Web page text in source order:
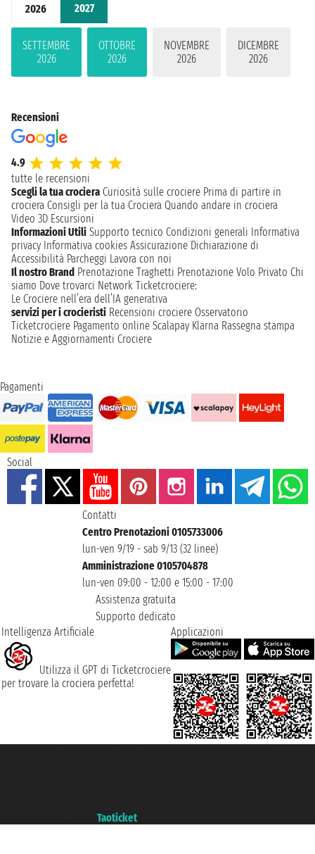
2026 2027
SETTEMBRE
2026
OTTOBRE
2026
NOVEMBRE
2026
DICEMBRE
2026
Recensioni
4.9
tutte le recensioni
Scegli la tua crociera Curiosità sulle crociere Prima di partire in
crociera Consigli per la tua Crociera Quando andare in crociera
Video 3D Escursioni
Informazioni Utili Supporto tecnico Condizioni generali Informativa
privacy Informativa cookies Assicurazione Dichiarazione di
Accessibilità Parcheggi Lavora con noi
Il nostro Brand Prenotazione Traghetti Prenotazione Volo Privato Chi
siamo Dove trovarci Network Ticketcrociere:
Le Crociere nell’era dell’IA generativa
servizi per i crocieristi Recensioni crociere Osservatorio
Ticketcrociere Pagamento online Scalapay Klarna Rassegna stampa
Notizie e Aggiornamenti Crociere
Pagamenti
Social
Contatti
Centro Prenotazioni 0105733006
lun-ven 9/19 - sab 9/13 (32 linee)
Amministrazione 0105704878
lun-ven 09:00 - 12:00 e 15:00 - 17:00
Assistenza gratuita
Supporto dedicato
Intelligenza Artificiale
Utilizza il GPT di Ticketcrociere
per trovare la crociera perfetta!
Applicazioni
Taoticket